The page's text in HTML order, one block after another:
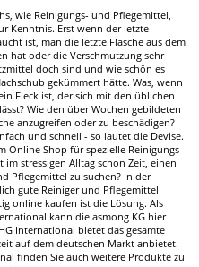
wie Reinigungs- und Pflegemittel,
Kenntnis. Erst wenn der letzte
ist, man die letzte Flasche aus dem
hat oder die Verschmutzung sehr
doch sind und wie schön es
gekümmert hätte. Was, wenn
Fleck ist, der sich mit den üblichen
Wie den über Wochen gebildeten
anzugreifen oder zu beschädigen?
und schnell - so lautet die Devise.
Online Shop für spezielle Reinigungs-
stressigen Alltag schon Zeit, einen
Pflegemittel zu suchen? In der
gute Reiniger und Pflegemittel
online kaufen ist die Lösung. Als
kann die asmong KG hier
International bietet das gesamte
auf dem deutschen Markt anbietet.
finden Sie auch weitere Produkte zu